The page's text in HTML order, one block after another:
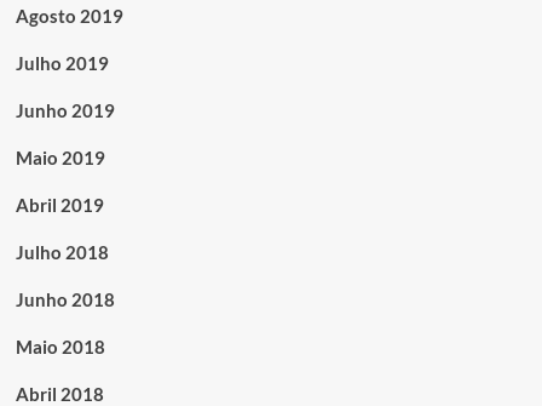
Agosto 2019
Julho 2019
Junho 2019
Maio 2019
Abril 2019
Julho 2018
Junho 2018
Maio 2018
Abril 2018